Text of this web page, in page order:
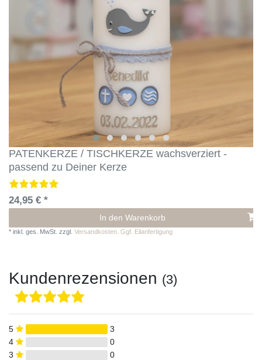
PATENKERZE / TISCHKERZE wachsverziert -
passend zu Deiner Kerze
24,95 € *
In den Warenkorb
* inkl. ges. MwSt. zzgl. Versandkosten. Ggf. Eilanfertigung
Kundenrezensionen (3)
5
3
4
0
3
0